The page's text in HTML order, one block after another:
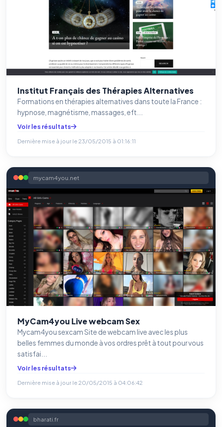
Institut Français des Thérapies Alternatives
Formations en thérapies alternatives dans toute la France :
hypnose, magnétisme, massages, eft...
Voir les résultats
Dernière mise à jour le 23/05/2015 à 01:16:11
mycam4you.net
MyCam4you Live webcam Sex
Mycam4you sexcam Site de webcam live avec les plus
belles femmes du monde à vos ordres prêt à tout pour vous
satisfai...
Voir les résultats
Dernière mise à jour le 20/05/2015 à 04:06:42
bharati.fr